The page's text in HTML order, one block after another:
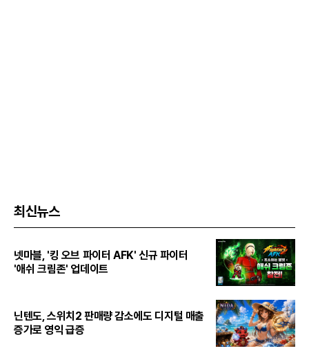
최신뉴스
넷마블, '킹 오브 파이터 AFK' 신규 파이터
'애쉬 크림존' 업데이트
닌텐도, 스위치2 판매량 감소에도 디지털 매출
증가로 영익 급증